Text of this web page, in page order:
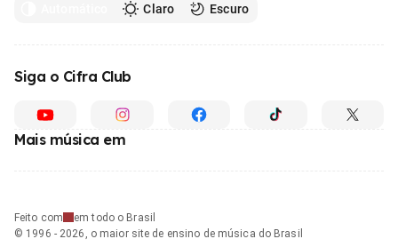
Claro Escuro
Siga o Cifra Club
Mais música em
Feito com
em todo o Brasil
© 1996 - 2026, o maior site de ensino de música do Brasil